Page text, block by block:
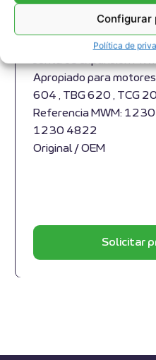
Configurar
Política de
Compensador
Apropiado para
604 , TBG 620 , TCG
Referencia MWM:
1230 4822
Original / OEM
Solicitar